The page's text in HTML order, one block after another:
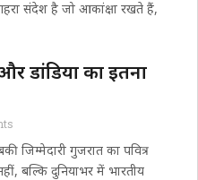
संदेश है जो आकांक्षा रखते हैं,
डांडिया का इतना
जिम्मेदारी गुजरात का पवित्र
बल्कि दुनियाभर में भारतीय